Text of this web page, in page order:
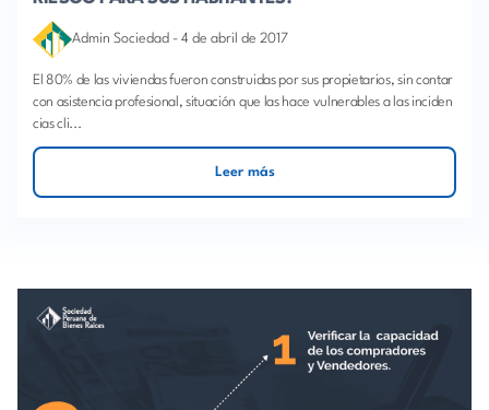
Admin Sociedad - 4 de abril de 2017
El 80% de las viviendas fueron construidas por sus propietarios, sin contar
con asistencia profesional, situación que las hace vulnerables a las inciden
cias cli...
Leer más